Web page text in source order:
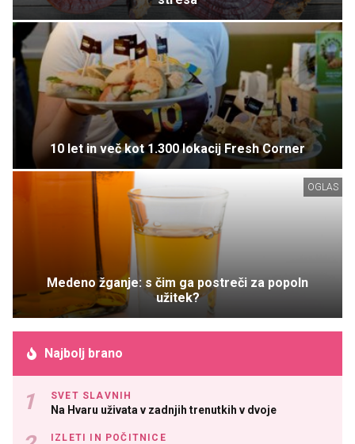
10 let in več kot 1.300 lokacij Fresh Corner
OGLAS
Medeno žganje: s čim ga postreči za popoln
užitek?
Najbolj brano
SVET SLAVNIH
Na Hvaru uživata v zadnjih trenutkih v dvoje
IZLETI IN POČITNICE